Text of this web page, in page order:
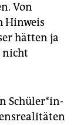
Von
Hinweis
hätten ja
nicht
Schü­le­r*in­